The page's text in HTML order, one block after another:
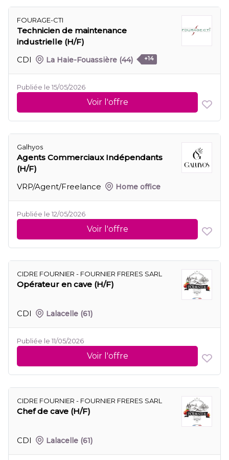
FOURAGE-CTI
Technicien de maintenance
industrielle (H/F)
CDI
La Haie-Fouassière (44) +14
Publiée le 15/05/2026
Voir l'offre
Galhyos
Agents Commerciaux Indépendants
(H/F)
VRP/Agent/Freelance
Home office
Publiée le 12/05/2026
Voir l'offre
CIDRE FOURNIER - FOURNIER FRERES SARL
Opérateur en cave (H/F)
CDI Lalacelle (61)
Publiée le 11/05/2026
Voir l'offre
CIDRE FOURNIER - FOURNIER FRERES SARL
Chef de cave (H/F)
CDI Lalacelle (61)